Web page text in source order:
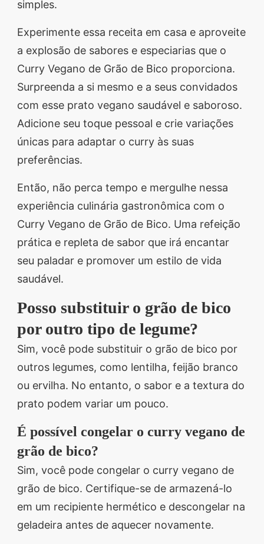
simples.
Experimente essa receita em casa e aproveite
a explosão de sabores e especiarias que o
Curry Vegano de Grão de Bico proporciona.
Surpreenda a si mesmo e a seus convidados
com esse prato vegano saudável e saboroso.
Adicione seu toque pessoal e crie variações
únicas para adaptar o curry às suas
preferências.
Então, não perca tempo e mergulhe nessa
experiência culinária gastronômica com o
Curry Vegano de Grão de Bico. Uma refeição
prática e repleta de sabor que irá encantar
seu paladar e promover um estilo de vida
saudável.
Posso substituir o grão de bico
por outro tipo de legume?
Sim, você pode substituir o grão de bico por
outros legumes, como lentilha, feijão branco
ou ervilha. No entanto, o sabor e a textura do
prato podem variar um pouco.
É possível congelar o curry vegano de
grão de bico?
Sim, você pode congelar o curry vegano de
grão de bico. Certifique-se de armazená-lo
em um recipiente hermético e descongelar na
geladeira antes de aquecer novamente.